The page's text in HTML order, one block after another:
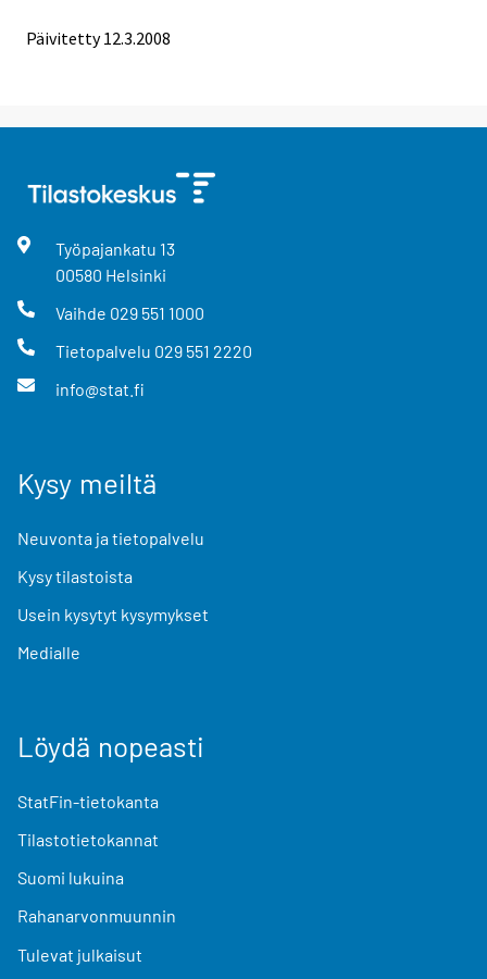
Päivitetty12.3.2008
Työpajankatu 13
00580 Helsinki
Vaihde 029 551 1000
Tietopalvelu 029 551 2220
info@stat.fi
Kysy meiltä
Neuvonta ja tietopalvelu
Kysy tilastoista
Usein kysytyt kysymykset
Medialle
Löydä nopeasti
StatFin-tietokanta
Tilastotietokannat
Suomi lukuina
Rahanarvonmuunnin
Tulevat julkaisut